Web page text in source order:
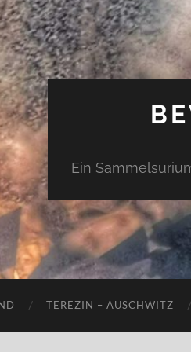
Ein
TEREZIN – AUSCHWITZ